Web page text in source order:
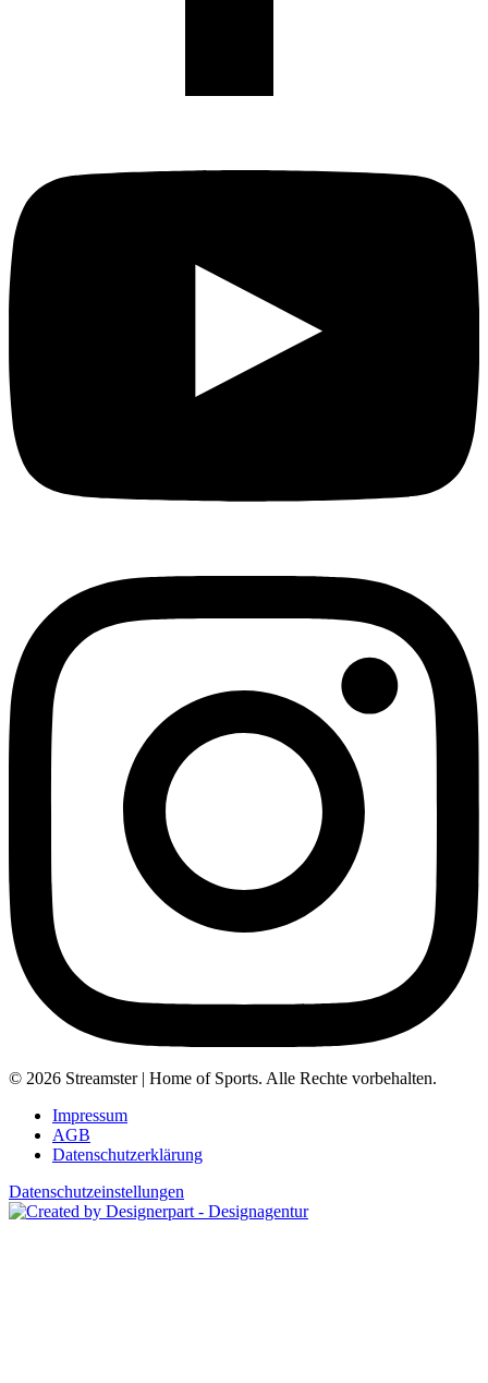
© 2026 Streamster | Home of Sports. Alle Rechte vorbehalten.
Impressum
AGB
Datenschutzerklärung
Datenschutzeinstellungen